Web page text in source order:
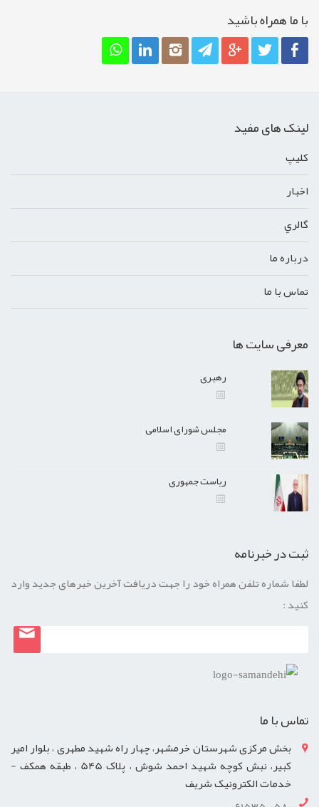
با ما همراه باشيد
لینک های مفید
کليپ
اخبار
گالري
درباره ما
تماس با ما
معرفی سایت ها
رهبری
مجلس شورای اسلامی
ریاست جمهوری
ثبت در خبرنامه
لطفا شماره تلفن همراه خود را جهت دریافت آخرین خبرهای جدید وارد
کنید :
تماس با ما
بخش مرکزی شهرستان خرمشهر، چهار راه شهید مطهری ، بلوار امیر
کبیر، نبش کوچه شهید احمد شوش ، پلاک 545 ، طبقه همکف -
خدمات الکترونیک شریف